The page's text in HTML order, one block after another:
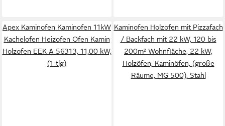
Apex Kaminofen Kaminofen 11kW
Kachelofen Heizofen Ofen Kamin
Holzofen EEK A 56313, 11,00 kW,
(1-tlg)
Kaminofen Holzofen mit Pizzafach
/ Backfach mit 22 kW, 120 bis
200m² Wohnfläche, 22 kW,
Holzöfen, Kaminöfen, (große
Räume, MG 500), Stahl